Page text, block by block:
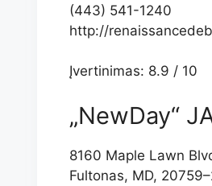
(443) 541-1240
http://
Įvertinimas: 8.9 / 10
„NewDay“
8160 Maple Lawn
Fultonas, MD,